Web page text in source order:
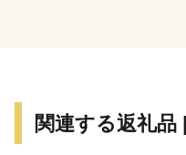
関連する返礼